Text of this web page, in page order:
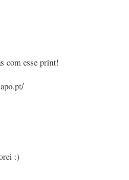
com esse print!
:)